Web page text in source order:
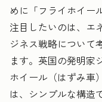
めに「フライホイー
注目したいのは、エ
ジネス戦略について
ます。英国の発明家
ホイール（はずみ車
は、シンプルな構造